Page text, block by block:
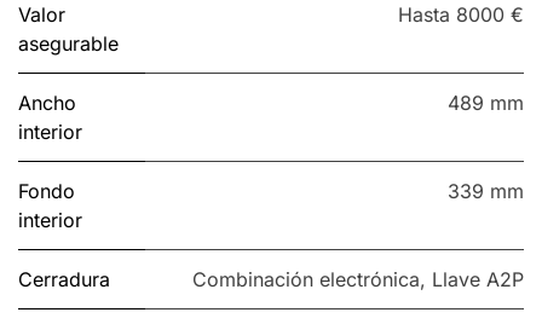
Valor
asegurable
Hasta 8000 €
Ancho
interior
489 mm
Fondo
interior
339 mm
Cerradura Combinación electrónica, Llave A2P